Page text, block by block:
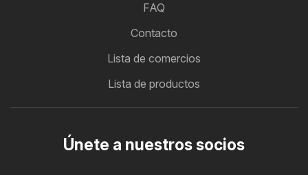
FAQ
Contacto
Lista de comercios
Lista de productos
Únete a nuestros socios